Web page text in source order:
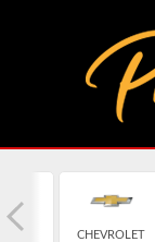
CHEVROLET